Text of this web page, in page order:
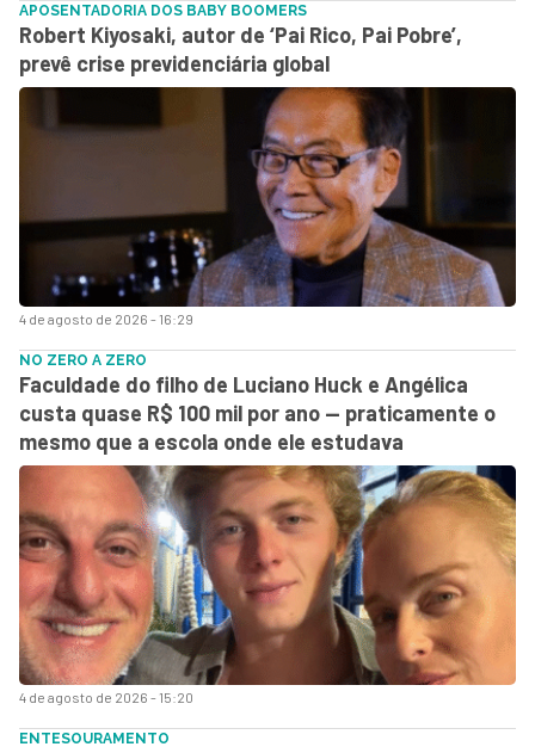
4 de agosto de 2026 - 16:29
APOSENTADORIA DOS BABY BOOMERS
Robert Kiyosaki, autor de ‘Pai Rico, Pai Pobre’,
prevê crise previdenciária global
4 de agosto de 2026 - 15:20
NO ZERO A ZERO
Faculdade do filho de Luciano Huck e Angélica
custa quase R$ 100 mil por ano — praticamente o
mesmo que a escola onde ele estudava
ENTESOURAMENTO